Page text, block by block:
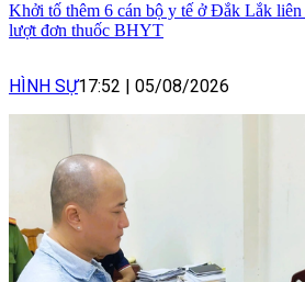
Khởi tố thêm 6 cán bộ y tế ở Đắk Lắk
lượt đơn thuốc BHYT
HÌNH SỰ17:52 05/08/2026